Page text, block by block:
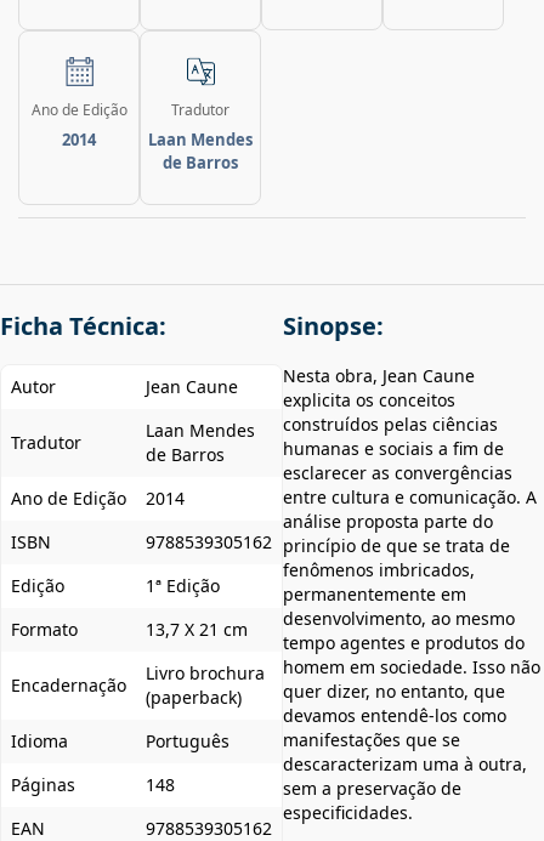
Ano de Edição
2014
Tradutor
Laan Mendes
de Barros
Ficha Técnica:
Autor Jean Caune
Tradutor
Laan Mendes
de Barros
Ano de Edição
2014
ISBN
9788539305162
Edição
1ª Edição
Formato
13,7 X 21 cm
Encadernação
Livro brochura
(paperback)
Idioma
Português
Páginas
148
EAN
9788539305162
Sinopse:
Nesta obra, Jean Caune
explicita os conceitos
construídos pelas ciências
humanas e sociais a fim de
esclarecer as convergências
entre cultura e comunicação. A
análise proposta parte do
princípio de que se trata de
fenômenos imbricados,
permanentemente em
desenvolvimento, ao mesmo
tempo agentes e produtos do
homem em sociedade. Isso não
quer dizer, no entanto, que
devamos entendê-los como
manifestações que se
descaracterizam uma à outra,
sem a preservação de
especificidades.